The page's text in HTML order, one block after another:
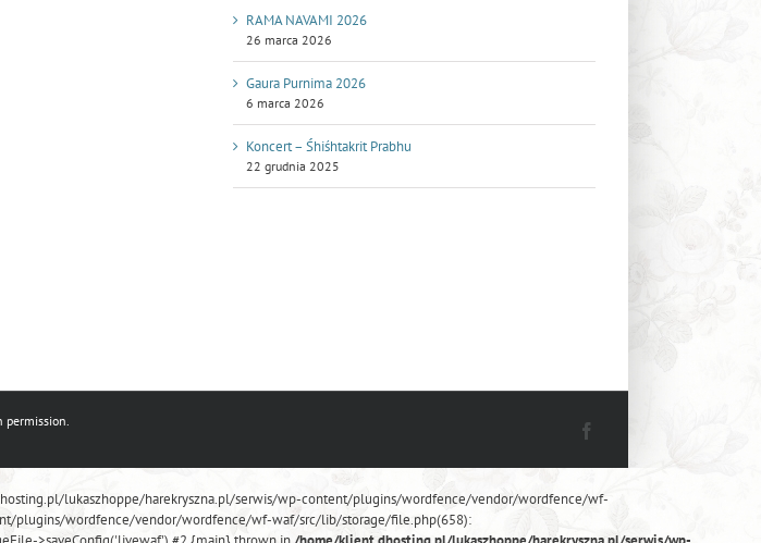
RAMA NAVAMI 2026
26 marca 2026
Gaura Purnima 2026
6 marca 2026
Koncert – Śhiśhtakrit Prabhu
22 grudnia 2025
permission.
lukaszhoppe/harekryszna.pl/serwis/wp-content/plugins/wordfence/vendor/wordfence/wf-
plugins/wordfence/vendor/wordfence/wf-waf/src/lib/storage/file.php(658):